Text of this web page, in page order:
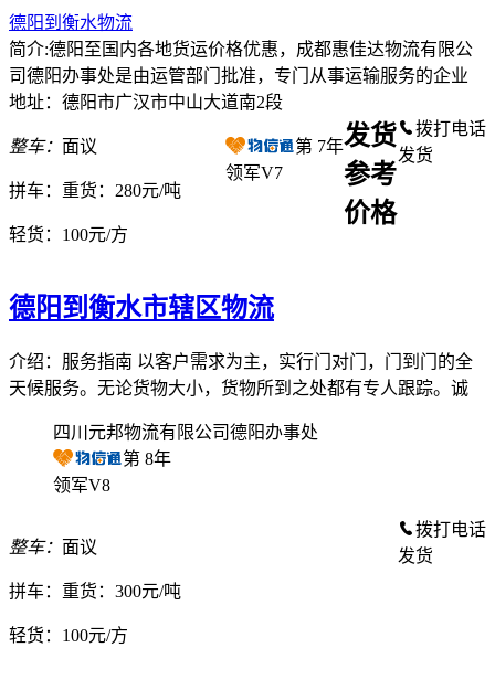
德阳到衡水物流
简介:德阳至国内各地货运价格优惠，成都惠佳达物流有限公
司德阳办事处是由运管部门批准，专门从事运输服务的企业
地址：德阳市广汉市中山大道南2段
整车： 面议
拼车： 重货：280元/吨
轻货： 100元/方
第 7年
领军V7
拨打电话
发货
德阳到衡水市辖区物流
介绍：服务指南 以客户需求为主，实行门对门，门到门的全
天候服务。无论货物大小，货物所到之处都有专人跟踪。诚
四川元邦物流有限公司德阳办事处
第 8年
领军V8
整车： 面议
拼车： 重货：300元/吨
轻货： 100元/方
拨打电话
发货
发货
参考
价格